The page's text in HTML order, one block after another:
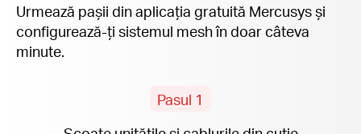
Urmează pașii din aplicația gratuită Mercusys și
configurează-ți sistemul mesh în doar câteva
minute.
Pasul 1